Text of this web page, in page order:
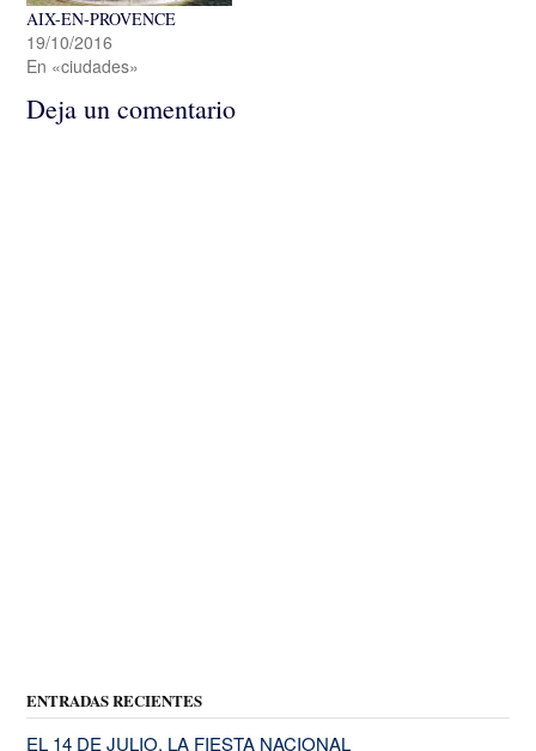
AIX-EN-PROVENCE
19/10/2016
En «ciudades»
Deja un comentario
ENTRADAS RECIENTES
EL 14 DE JULIO, LA FIESTA NACIONAL